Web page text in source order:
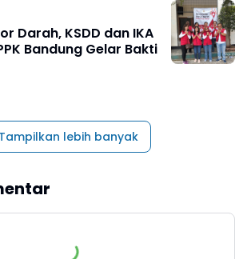
Darah, KSDD dan IKA
Bandung Gelar Bakti
Tampilkan lebih banyak